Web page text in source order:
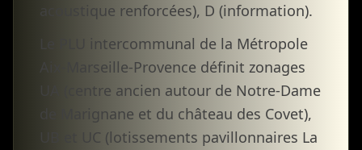
acoustique renforcées), D (information).
Le PLU intercommunal de la Métropole
Aix-Marseille-Provence définit zonages
UA (centre ancien autour de Notre-Dame
de Marignane et du château des Covet),
UB et UC (lotissements pavillonnaires La